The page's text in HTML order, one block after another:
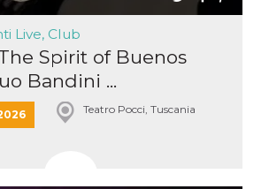
Live, Club
Spirit of Buenos
Bandini ...
Teatro Pocci, Tuscania